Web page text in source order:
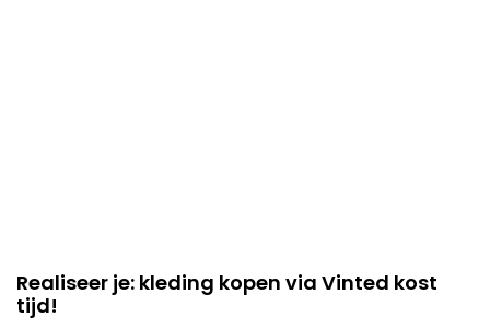
Realiseer je: kleding kopen via Vinted kost
tijd!